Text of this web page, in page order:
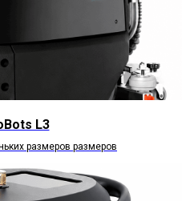
L3
размеров размеров